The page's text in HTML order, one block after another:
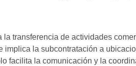
la transferencia de actividades
la subcontratación a
facilita la comunicación y la